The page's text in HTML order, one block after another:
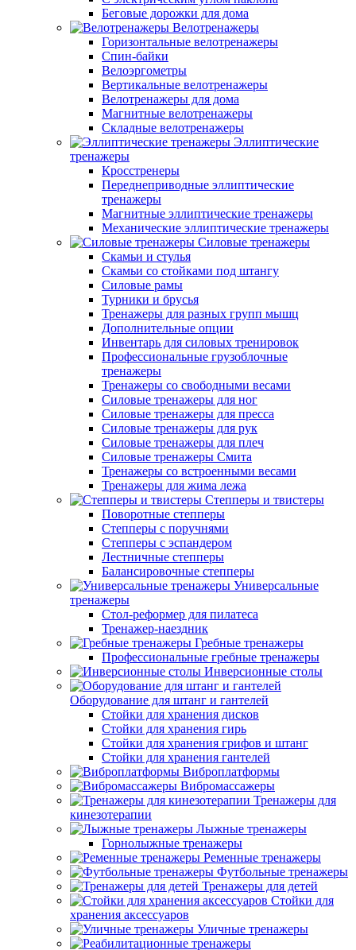
Беговые дорожки для дома
Велотренажеры
Горизонтальные велотренажеры
Спин-байки
Велоэргометры
Вертикальные велотренажеры
Велотренажеры для дома
Магнитные велотренажеры
Складные велотренажеры
Эллиптические
тренажеры
Кросстренеры
Переднеприводные эллиптические
тренажеры
Магнитные эллиптические тренажеры
Механические эллиптические тренажеры
Силовые тренажеры
Скамьи и стулья
Скамьи со стойками под штангу
Силовые рамы
Турники и брусья
Тренажеры для разных групп мышц
Дополнительные опции
Инвентарь для силовых тренировок
Профессиональные грузоблочные
тренажеры
Тренажеры со свободными весами
Силовые тренажеры для ног
Силовые тренажеры для пресса
Силовые тренажеры для рук
Силовые тренажеры для плеч
Силовые тренажеры Смита
Тренажеры со встроенными весами
Тренажеры для жима лежа
Степперы и твистеры
Поворотные степперы
Степперы с поручнями
Степперы с эспандером
Лестничные степперы
Балансировочные степперы
Универсальные
тренажеры
Стол-реформер для пилатеса
Тренажер-наездник
Гребные тренажеры
Профессиональные гребные тренажеры
Инверсионные столы
Оборудование для штанг и гантелей
Стойки для хранения дисков
Стойки для хранения гирь
Стойки для хранения грифов и штанг
Стойки для хранения гантелей
Виброплатформы
Вибромассажеры
Тренажеры для
кинезотерапии
Лыжные тренажеры
Горнолыжные тренажеры
Ременные тренажеры
Футбольные тренажеры
Тренажеры для детей
Стойки для
хранения аксессуаров
Уличные тренажеры